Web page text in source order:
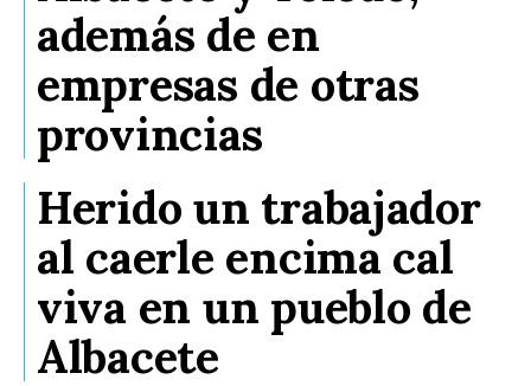
además de en
empresas de otras
provincias
Herido un trabajador
al caerle encima cal
viva en un pueblo de
Albacete